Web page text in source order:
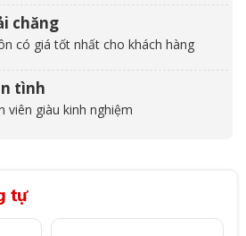
chăng
có giá tốt nhất cho khách hàng
tình
viên giàu kinh nghiệm
tự